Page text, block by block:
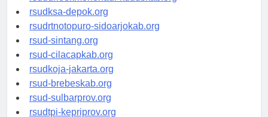
rsuddrloekmonohadi-kuduskab.org
rsudksa-depok.org
rsudrtnotopuro-sidoarjokab.org
rsud-sintang.org
rsud-cilacapkab.org
rsudkoja-jakarta.org
rsud-brebeskab.org
rsud-sulbarprov.org